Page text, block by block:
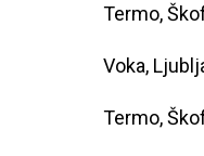
Termo,
Voka,
Termo,